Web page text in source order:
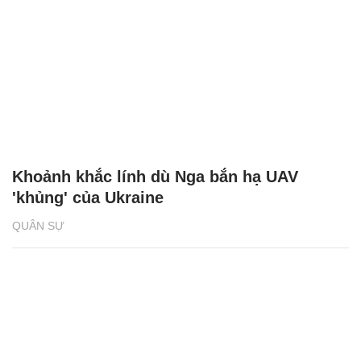
QUÂN SỰ
Khoảnh khắc lính dù Nga bắn hạ UAV
'khủng' của Ukraine